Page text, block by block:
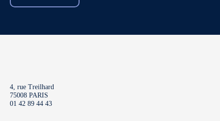
4, rue Treilhard
75008 PARIS
01 42 89 44 43